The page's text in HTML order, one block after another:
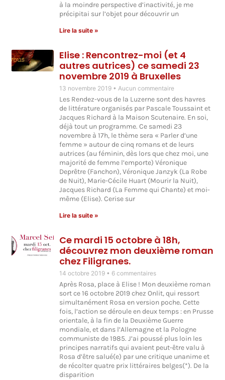
à la moindre perspective d’inactivité, je me
précipitai sur l’objet pour découvrir un
Lire la suite »
Elise : Rencontrez-moi (et 4
autres autrices) ce samedi 23
novembre 2019 à Bruxelles
13 novembre 2019 Aucun commentaire
Les Rendez-vous de la Luzerne sont des havres
de littérature organisés par Pascale Toussaint et
Jacques Richard à la Maison Scutenaire. En soi,
déjà tout un programme. Ce samedi 23
novembre à 17h, le thème sera « Parler d’une
femme » autour de cinq romans et de leurs
autrices (au féminin, dès lors que chez moi, une
majorité de femme l’emporte) Véronique
Deprêtre (Fanchon), Véronique Janzyk (La Robe
de Nuit), Marie-Cécile Huart (Mourir la Nuit),
Jacques Richard (La Femme qui Chante) et moi-
même (Elise). Cerise sur
Lire la suite »
Ce mardi 15 octobre à 18h,
découvrez mon deuxième roman
chez Filigranes.
14 octobre 2019 6 commentaires
Après Rosa, place à Elise ! Mon deuxième roman
sort ce 16 octobre 2019 chez Onlit, qui ressort
simultanément Rosa en version poche. Cette
fois, l’action se déroule en deux temps : en Prusse
orientale, à la fin de la Deuxième Guerre
mondiale, et dans l’Allemagne et la Pologne
communiste de 1985. J’ai poussé plus loin les
principes narratifs qui avaient peut-être valu à
Rosa d’être salué(e) par une critique unanime et
de récolter quatre prix littéraires belges(*). De la
disparition